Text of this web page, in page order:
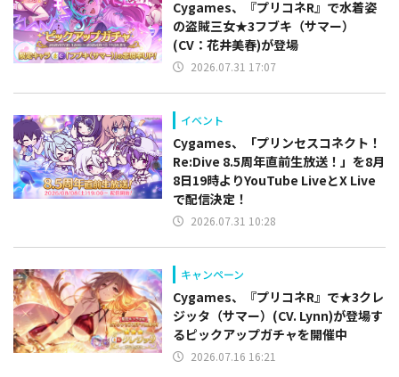
Cygames、『プリコネR』で水着姿
の盗賊三女★3フブキ（サマー）
(CV：花井美春)が登場
2026.07.31 17:07
イベント
Cygames、「プリンセスコネクト！
Re:Dive 8.5周年直前生放送！」を8月
8日19時よりYouTube LiveとX Live
で配信決定！
2026.07.31 10:28
キャンペーン
Cygames、『プリコネR』で★3クレ
ジッタ（サマー）(CV. Lynn)が登場す
るピックアップガチャを開催中
2026.07.16 16:21